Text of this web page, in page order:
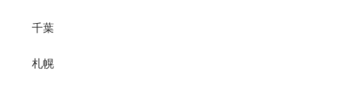
千葉
札幌